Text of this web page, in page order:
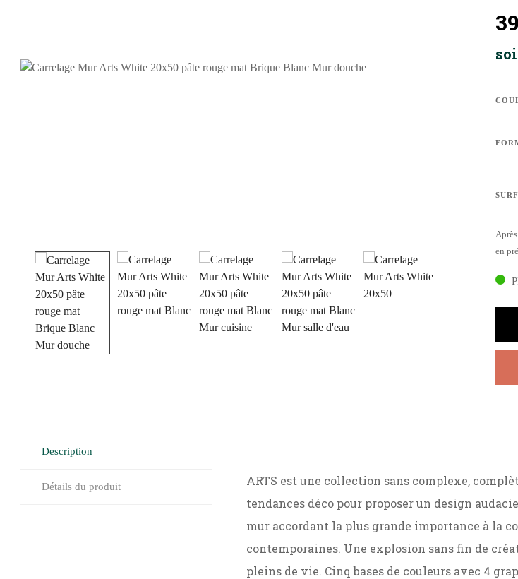
en
Description
Détails du produit
ARTS est une collection sans complexe,
tendances déco pour proposer un design
mur accordant la plus grande importance à la
contemporaines. Une explosion sans fin de
pleins de vie. Cinq bases de couleurs avec 4